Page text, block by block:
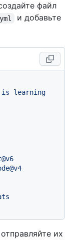
файл
и добавьте
is
learning
их